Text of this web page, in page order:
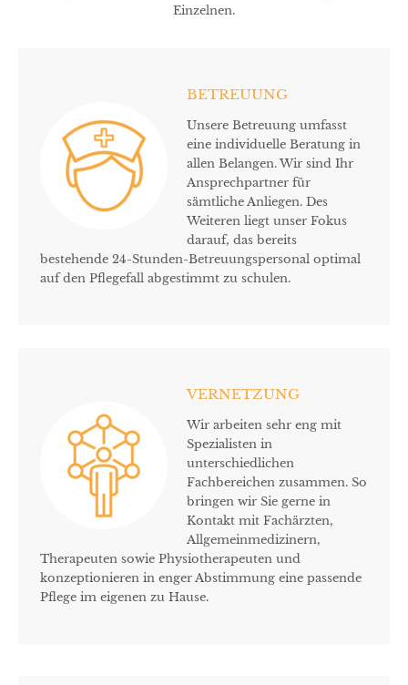
Einzelnen.
BETREUUNG
Unsere Betreuung umfasst
eine individuelle Beratung in
allen Belangen. Wir sind Ihr
Ansprechpartner für
sämtliche Anliegen. Des
Weiteren liegt unser Fokus
darauf, das bereits
bestehende 24-Stunden-Betreuungspersonal optimal
auf den Pflegefall abgestimmt zu schulen.
VERNETZUNG
Wir arbeiten sehr eng mit
Spezialisten in
unterschiedlichen
Fachbereichen zusammen. So
bringen wir Sie gerne in
Kontakt mit Fachärzten,
Allgemeinmedizinern,
Therapeuten sowie Physiotherapeuten und
konzeptionieren in enger Abstimmung eine passende
Pflege im eigenen zu Hause.